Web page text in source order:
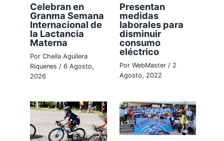
Celebran en
Granma Semana
Internacional de
la Lactancia
Materna
PorCheila Aguilera
Riquenes /6 Agosto,
2026
Presentan
medidas
laborales para
disminuir
consumo
eléctrico
Por WebMaster / 2
Agosto, 2022